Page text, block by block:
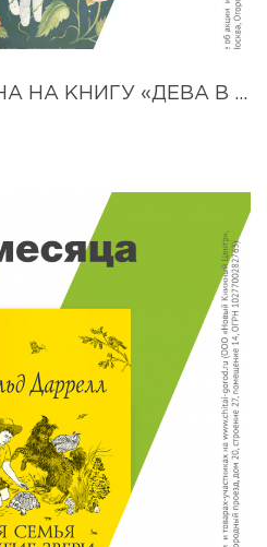
СПЕЦИАЛЬНАЯ ЦЕНА НА КНИГУ «ДЕВА В САДУ» – 659 РУБЛЕЙ